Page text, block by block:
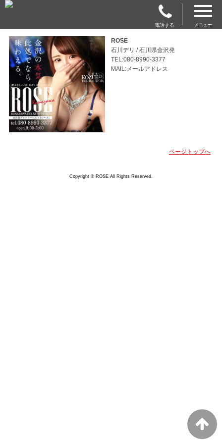
電話する メニュー
ROSE
石川デリ / 石川県金沢発
TEL:080-8990-3377
MAIL:メールアドレス
ページトップへ
Copyright © ROSE All Rights Reserved.